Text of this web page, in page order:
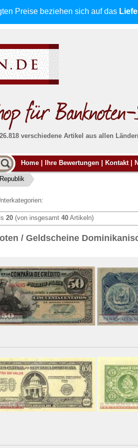
Preise beziehen sich auf das
verschiedene Artikel aus allen
Alle Lieferungen, auch ins
von uns voll versichert. Sie haben
Absolute Zuverlässigkeit:
Banknoten
Home Ihre Bewertungen Kontakt
20 (von insgesamt 40 Artikeln)
/ Geldscheine